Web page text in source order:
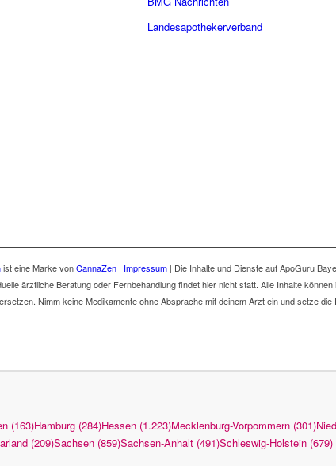
Landesapothekerverband
ist eine Marke vonCannaZen | Impressum | Die Inhalte und Dienste auf ApoGuru
ärztliche Beratung oder Fernbehandlung findet hier nicht statt. Alle Inhalte
Nimm keine Medikamente ohne Absprache mit deinem Arzt ein und setze
(163)Hamburg (284)Hessen (1.223)Mecklenburg-Vorpommern (301)
(209)Sachsen (859)Sachsen-Anhalt (491)Schleswig-Holstein (679)